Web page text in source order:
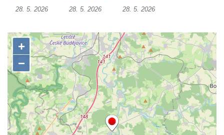
Velešíně
Velešíně
Hrob Šimona Haláčka na hřbitově v Římově
Hrob Jana a Marie Tybytanclových na
hřbitově v Římově
Hrob rodiny Lorenz na hřbitově v Římově
Hrob rodiny Wähner na hřbitově v Dolním
Podluží
28. 5. 2026 28. 5. 2026 28. 5. 2026